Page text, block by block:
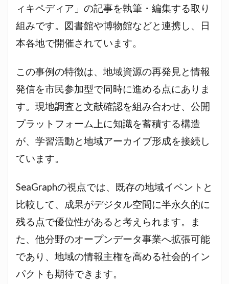
ィキペディア」の記事を執筆・編集する取り
組みです。図書館や博物館などと連携し、日
本各地で開催されています。
この事例の特徴は、地域資源の再発見と情報
発信を市民参加型で同時に進める点にありま
す。現地調査と文献確認を組み合わせ、公開
プラットフォーム上に知識を蓄積する構造
が、学習活動と地域アーカイブ形成を接続し
ています。
SeaGraphの視点では、既存の地域イベントと
比較して、成果がデジタル空間に半永久的に
残る点で優位性があると考えられます。ま
た、他分野のオープンデータ事業へ拡張可能
であり、地域の情報主権を高める社会的イン
パクトも期待できます。